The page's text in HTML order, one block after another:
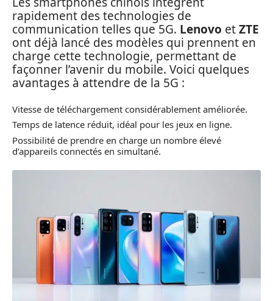
rapidement des technologies de
communication telles que 5G. Lenovo etZTE
ont déjà lancé des modèles qui prennent en
charge cette technologie, permettant de
façonner l’avenir du mobile. Voici quelques
avantages à attendre de la 5G :
Vitesse de téléchargement considérablement améliorée.
Temps de latence réduit, idéal pour les jeux en ligne.
Possibilité de prendre en charge un nombre élevé
d’appareils connectés en simultané.